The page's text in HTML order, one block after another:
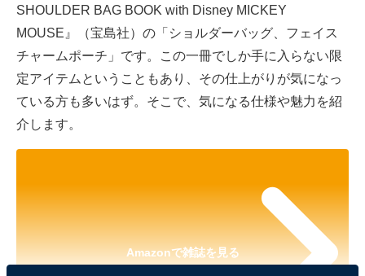
SHOULDER BAG BOOK with Disney MICKEY
MOUSE』（宝島社）の「ショルダーバッグ、フェイス
チャームポーチ」です。この一冊でしか手に入らない限
定アイテムということもあり、その仕上がりが気になっ
ている方も多いはず。そこで、気になる仕様や魅力を紹
介します。
Amazonで雑誌を見る